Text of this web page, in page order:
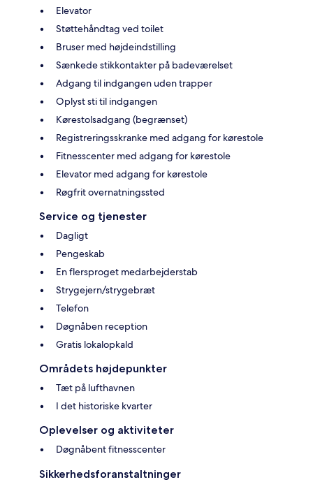
Elevator
Støttehåndtag ved toilet
Bruser med højdeindstilling
Sænkede stikkontakter på badeværelset
Adgang til indgangen uden trapper
Oplyst sti til indgangen
Kørestolsadgang (begrænset)
Registreringsskranke med adgang for kørestole
Fitnesscenter med adgang for kørestole
Elevator med adgang for kørestole
Røgfrit overnatningssted
Service og tjenester
Dagligt
Pengeskab
En flersproget medarbejderstab
Strygejern/strygebræt
Telefon
Døgnåben reception
Gratis lokalopkald
Områdets højdepunkter
Tæt på lufthavnen
I det historiske kvarter
Oplevelser og aktiviteter
Døgnåbent fitnesscenter
Sikkerhedsforanstaltninger